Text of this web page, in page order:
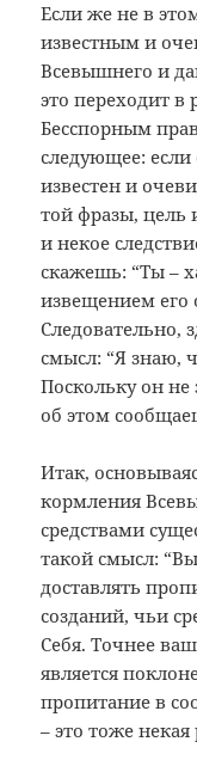
Если же не в
известным и
Всевышнего и
это переходит в
Бесспорным
следующее:
известен и
той фразы, цель
и некое
скажешь: “Ты –
извещением его
Следовательно,
смысл: “Я знаю,
Поскольку он не
об этом
Итак,
кормления
средствами
такой смысл:
доставлять
созданий, чьи
Себя. Точнее
является
пропитание в
– это тоже